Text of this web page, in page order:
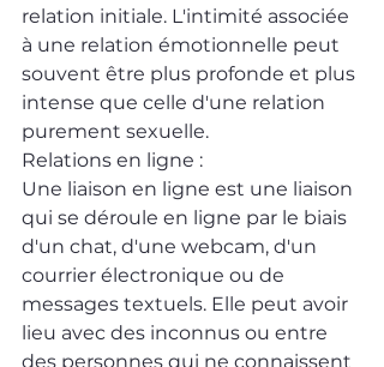
relation initiale. L'intimité associée
à une relation émotionnelle peut
souvent être plus profonde et plus
intense que celle d'une relation
purement sexuelle.
Relations en ligne :
Une liaison en ligne est une liaison
qui se déroule en ligne par le biais
d'un chat, d'une webcam, d'un
courrier électronique ou de
messages textuels. Elle peut avoir
lieu avec des inconnus ou entre
des personnes qui ne connaissent